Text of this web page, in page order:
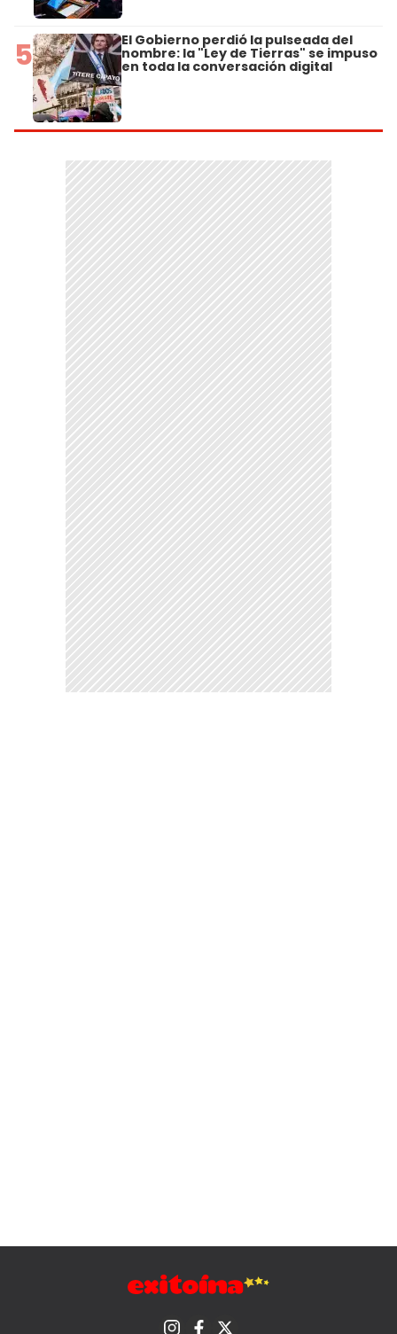
5 El Gobierno perdió la pulseada del
nombre: la "Ley de Tierras" se impuso
en toda la conversación digital